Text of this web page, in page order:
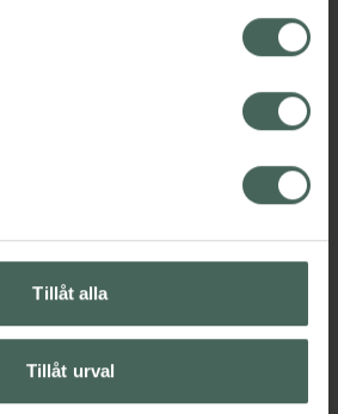
som skett innan återkallelsen.
Tillåt alla
Tillåt urval
för dig. Du hittar oss från Skåne i
du är så är det vårt uppdrag att
lite bättre. Välkommen att prata
retur